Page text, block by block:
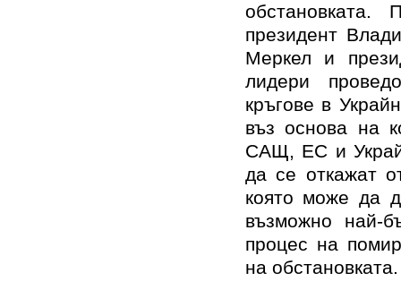
обстановката.
президент
Меркел и
лидери
кръгове в
въз основа на
САЩ, ЕС и
да се откажат
която може да
възможно най-
процес на
на обстановката.